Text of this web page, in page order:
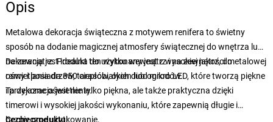
Opis
Metalowa dekoracja świąteczna z motywem renifera to świetny
sposób na dodanie magicznej atmosfery świątecznej do wnętrza lub
na zewnątrz. Produkt ten wykonany jest z wysokiej jakości metalowej
ramy i posiada 350 ciepłobiałych diod mikro LED, które tworzą piękne
i przyjazne oświetlenie.
Dekoracja jest idealna do użytku wewnątrz i na zewnątrz, do
oświetlania drzew, tarasów, okien lub ogrodów.
Ta dekoracja jest nie tylko piękna, ale także praktyczna dzięki
timerowi i wysokiej jakości wykonaniu, które zapewnią długie i
bezpieczne użytkowanie.
Cechy produktu: